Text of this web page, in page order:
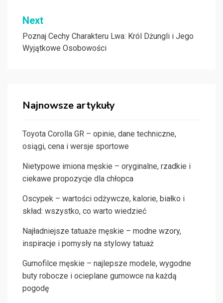
Next
Poznaj Cechy Charakteru Lwa: Król Dżungli i Jego
Wyjątkowe Osobowości
Najnowsze artykuły
Toyota Corolla GR – opinie, dane techniczne,
osiągi, cena i wersje sportowe
Nietypowe imiona męskie – oryginalne, rzadkie i
ciekawe propozycje dla chłopca
Oscypek – wartości odżywcze, kalorie, białko i
skład: wszystko, co warto wiedzieć
Najładniejsze tatuaże męskie – modne wzory,
inspiracje i pomysły na stylowy tatuaż
Gumofilce męskie – najlepsze modele, wygodne
buty robocze i ocieplane gumowce na każdą
pogodę